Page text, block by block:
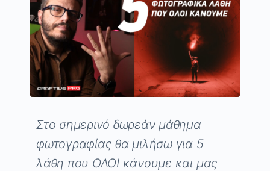
Στο σημερινό δωρεάν μάθημα
φωτογραφίας θα μιλήσω για 5
λάθη που ΟΛΟΙ κάνουμε και μας